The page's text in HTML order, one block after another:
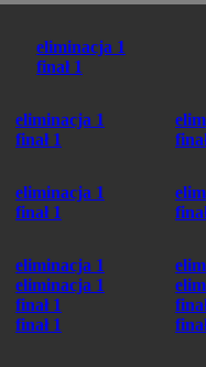
eliminacja 1
finał 1
eliminacja 1
finał 1
eliminacja 1
finał 1
eliminacja 1
eliminacja 1
finał 1
finał 1